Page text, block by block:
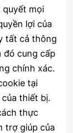
quyết mọi
lợi của
tất cả thông
đó cung cấp
chính xác.
tại
thiết bị.
thực
trợ giúp của